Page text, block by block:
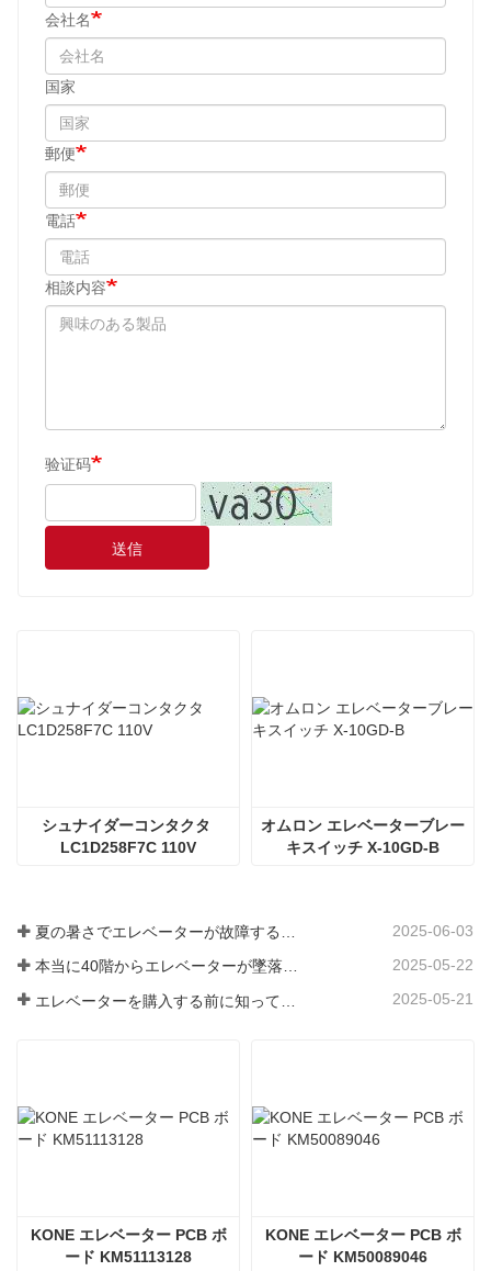
会社名
国家
郵便
電話
相談内容
验证码
送信
シュナイダーコンタクタ
LC1D258F7C 110V
オムロン エレベーターブレー
キスイッチ X-10GD-B
2025-06-03
本当に40階からエレベーターが墜落したのか？ 2025-05-22
2025-05-21
KONE エレベーター PCB ボ
ード KM51113128
KONE エレベーター PCB ボ
ード KM50089046